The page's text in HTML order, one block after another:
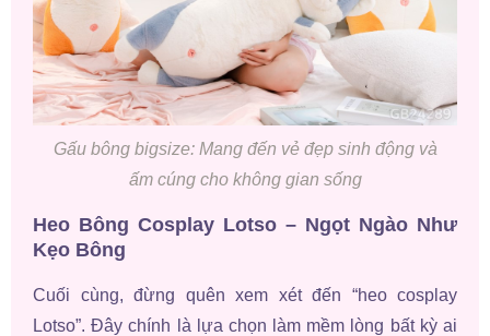
Gấu bông bigsize: Mang đến vẻ đẹp sinh động và
ấm cúng cho không gian sống
Heo Bông Cosplay Lotso – Ngọt Ngào Như
Kẹo Bông
Cuối cùng, đừng quên xem xét đến “heo cosplay
Lotso”. Đây chính là lựa chọn làm mềm lòng bất kỳ ai